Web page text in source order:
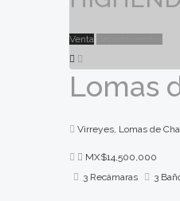
Venta
Lomas
Virreyes, Lomas de
MX$14,500,000
3 Recámaras
3